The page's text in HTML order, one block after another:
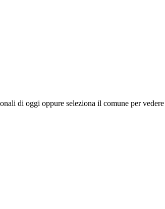
di oggi oppure seleziona il comune per